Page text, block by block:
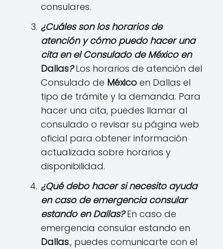
consulares.
¿Cuáles son los horarios de
atención y cómo puedo hacer una
cita en el Consulado deMéxico en
Dallas?Los horarios de atención del
Consulado de México en Dallas el
tipo de trámite y la demanda. Para
hacer una cita, puedes llamar al
consulado o revisar su página web
oficial para obtener información
actualizada sobre horarios y
disponibilidad.
¿Qué debo hacer si necesito ayuda
en caso de emergencia consular
estando enDallas?En caso de
emergencia consular estando en
Dallas., puedes comunicarte con el